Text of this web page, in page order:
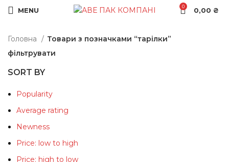
MENU 0 0,00 ₴
Головна
Товари з позначками “тарілки”
фільтрувати
SORT BY
Popularity
Average rating
Newness
Price: low to high
Price: high to low